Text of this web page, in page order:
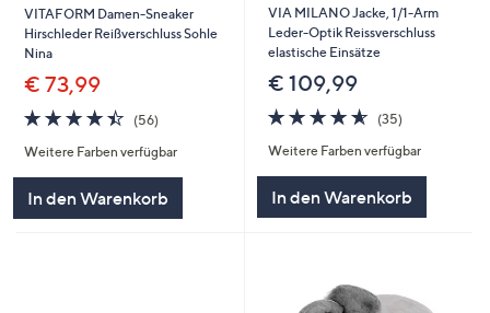
VITAFORM Damen-Sneaker
Hirschleder Reißverschluss Sohle
Nina
€ 73,99
4.4
von
5
(56)
Weitere Farben verfügbar
In den Warenkorb
VIA MILANO Jacke, 1/1-Arm
Leder-Optik Reissverschluss
elastische Einsätze
€ 109,99
4.6
von
5
(35)35
Weitere Farben verfügbar
In den Warenkorb